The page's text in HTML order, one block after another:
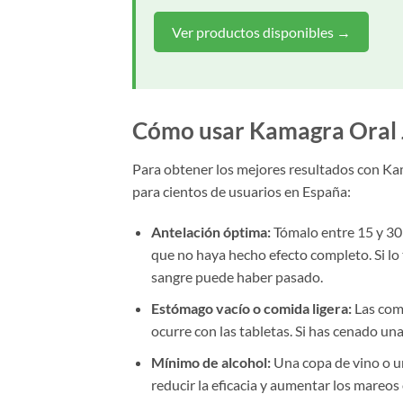
Ver productos disponibles →
Cómo usar Kamagra
Para obtener los mejores resultados con
para cientos de usuarios en España:
Antelación óptima:Tómalo entre 15 y
que no haya hecho efecto completo. Si
sangre puede haber pasado.
Estómago vacío o comida ligera:Las
ocurre con las tabletas. Si has cenado
Mínimo de alcohol:Una copa de vino o
reducir la eficacia y aumentar los mareos